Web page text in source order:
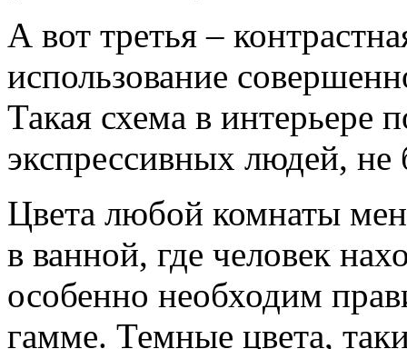
А вот третья –
использование
Такая схема в интерьере
экспрессивных людей,
Цвета любой комнаты
в ванной, где человек
особенно необходим
гамме. Темные цвета,